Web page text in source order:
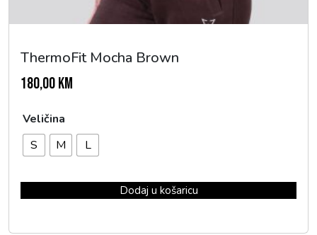
ThermoFit Mocha Brown
180,00KM
Veličina
S
M L
Dodaj u košaricu